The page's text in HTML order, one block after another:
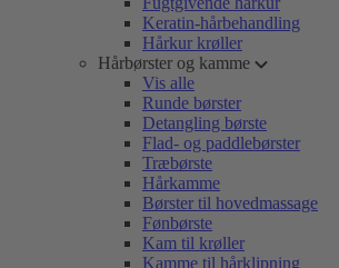
Keratin-hårbehandling
Hårkur krøller
Hårbørster og kamme
Vis alle
Runde børster
Detangling børste
Flad- og paddlebørster
Træbørste
Hårkamme
Børster til hovedmassage
Fønbørste
Kam til krøller
Kamme til hårklipning